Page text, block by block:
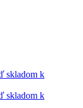
skladom k
skladom k